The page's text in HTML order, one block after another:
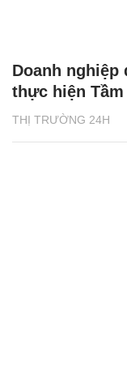
THỊ TRƯỜNG 24H
Doanh nghiệp
thực hiện Tầm